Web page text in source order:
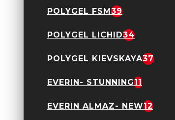
POLYGEL FSM39
POLYGEL LICHID34
POLYGEL KIEVSKAYA37
EVERIN- STUNNING11
EVERIN ALMAZ- NEW12
Acryl Gel Everin 30gr-
Nude 12